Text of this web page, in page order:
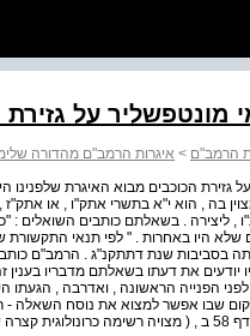
מונטפשליר על גזירת
> איגרות הרמב"ם מהדורה
גזירת הכוכבים מבוא האיגרת
בה , הוא י"א בתשרי אתק"ו , או
. בשאלתם כותבים השואלים :
שלא היו באחרות . " לפי תנאי
בסביבות שנת דתתקנ"ג . הרמב"ם
יודעים את דעתו בשאלתם מדבריו בענין